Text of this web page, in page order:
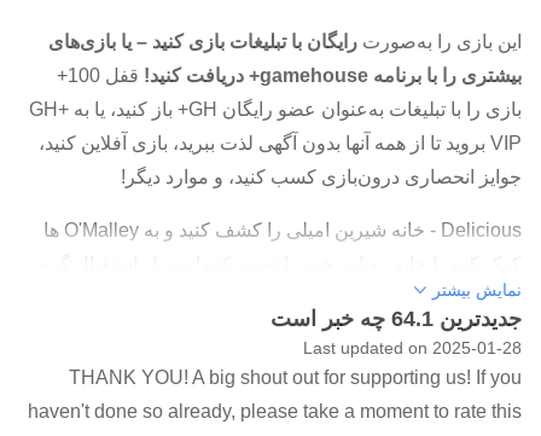
این بازی را به‌صورت رایگان با تبلیغات بازی کنید – یا بازی‌های
بیشتری را با برنامه gamehouse+ دریافت کنید!
قفل 100+
بازی را با تبلیغات به‌عنوان عضو رایگان GH+ باز کنید، یا به GH+
VIP بروید تا از همه آنها بدون آگهی لذت ببرید، بازی آفلاین کنید،
جوایز انحصاری درون‌بازی کسب کنید، و موارد دیگر!
Delicious - خانه شیرین امیلی را کشف کنید و به O'Malley ها
برخی از همسایه ها طبیعت متفاوتی را آشکار می کنند. زمانی
پرتلاطم می گذرد که در آن امیلی و پاتریک باید فراتر از آن عمل
کنند تا خانه شان محکوم نشود. خانه یک خانه است، اما آیا می
توانید به آنها کمک کنید تا آن را به خانه برسانند؟
نمایش بیشتر
جدیدترین 64.1 چه خبر است
Last updated on 2025-01-28
THANK YOU! A big shout out for supporting us! If you
haven't done so already, please take a moment to rate this